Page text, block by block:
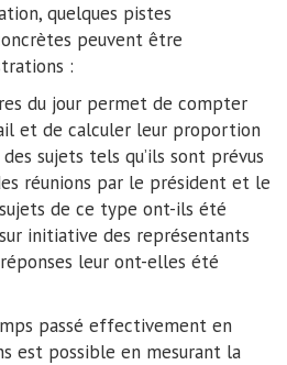
quelques pistes
peuvent être
:
du jour permet de compter
et de calculer leur proportion
sujets tels qu’ils sont prévus
réunions par le président et le
de ce type ont-ils été
initiative des représentants
leur ont-elles été
passé effectivement en
est possible en mesurant la